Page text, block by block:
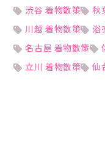
渋谷 着物散策
秋
川越 着物散策
浴
名古屋 着物散策
立川 着物散策
仙